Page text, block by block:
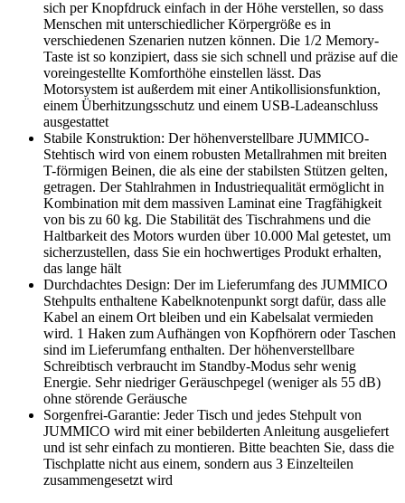
sich per Knopfdruck einfach in der Höhe verstellen, so dass
Menschen mit unterschiedlicher Körpergröße es in
verschiedenen Szenarien nutzen können. Die 1/2 Memory-
Taste ist so konzipiert, dass sie sich schnell und präzise auf die
voreingestellte Komforthöhe einstellen lässt. Das
Motorsystem ist außerdem mit einer Antikollisionsfunktion,
einem Überhitzungsschutz und einem USB-Ladeanschluss
ausgestattet
Stabile Konstruktion: Der höhenverstellbare JUMMICO-
Stehtisch wird von einem robusten Metallrahmen mit breiten
T-förmigen Beinen, die als eine der stabilsten Stützen gelten,
getragen. Der Stahlrahmen in Industriequalität ermöglicht in
Kombination mit dem massiven Laminat eine Tragfähigkeit
von bis zu 60 kg. Die Stabilität des Tischrahmens und die
Haltbarkeit des Motors wurden über 10.000 Mal getestet, um
sicherzustellen, dass Sie ein hochwertiges Produkt erhalten,
das lange hält
Durchdachtes Design: Der im Lieferumfang des JUMMICO
Stehpults enthaltene Kabelknotenpunkt sorgt dafür, dass alle
Kabel an einem Ort bleiben und ein Kabelsalat vermieden
wird. 1 Haken zum Aufhängen von Kopfhörern oder Taschen
sind im Lieferumfang enthalten. Der höhenverstellbare
Schreibtisch verbraucht im Standby-Modus sehr wenig
Energie. Sehr niedriger Geräuschpegel (weniger als 55 dB)
ohne störende Geräusche
Sorgenfrei-Garantie: Jeder Tisch und jedes Stehpult von
JUMMICO wird mit einer bebilderten Anleitung ausgeliefert
und ist sehr einfach zu montieren. Bitte beachten Sie, dass die
Tischplatte nicht aus einem, sondern aus 3 Einzelteilen
zusammengesetzt wird